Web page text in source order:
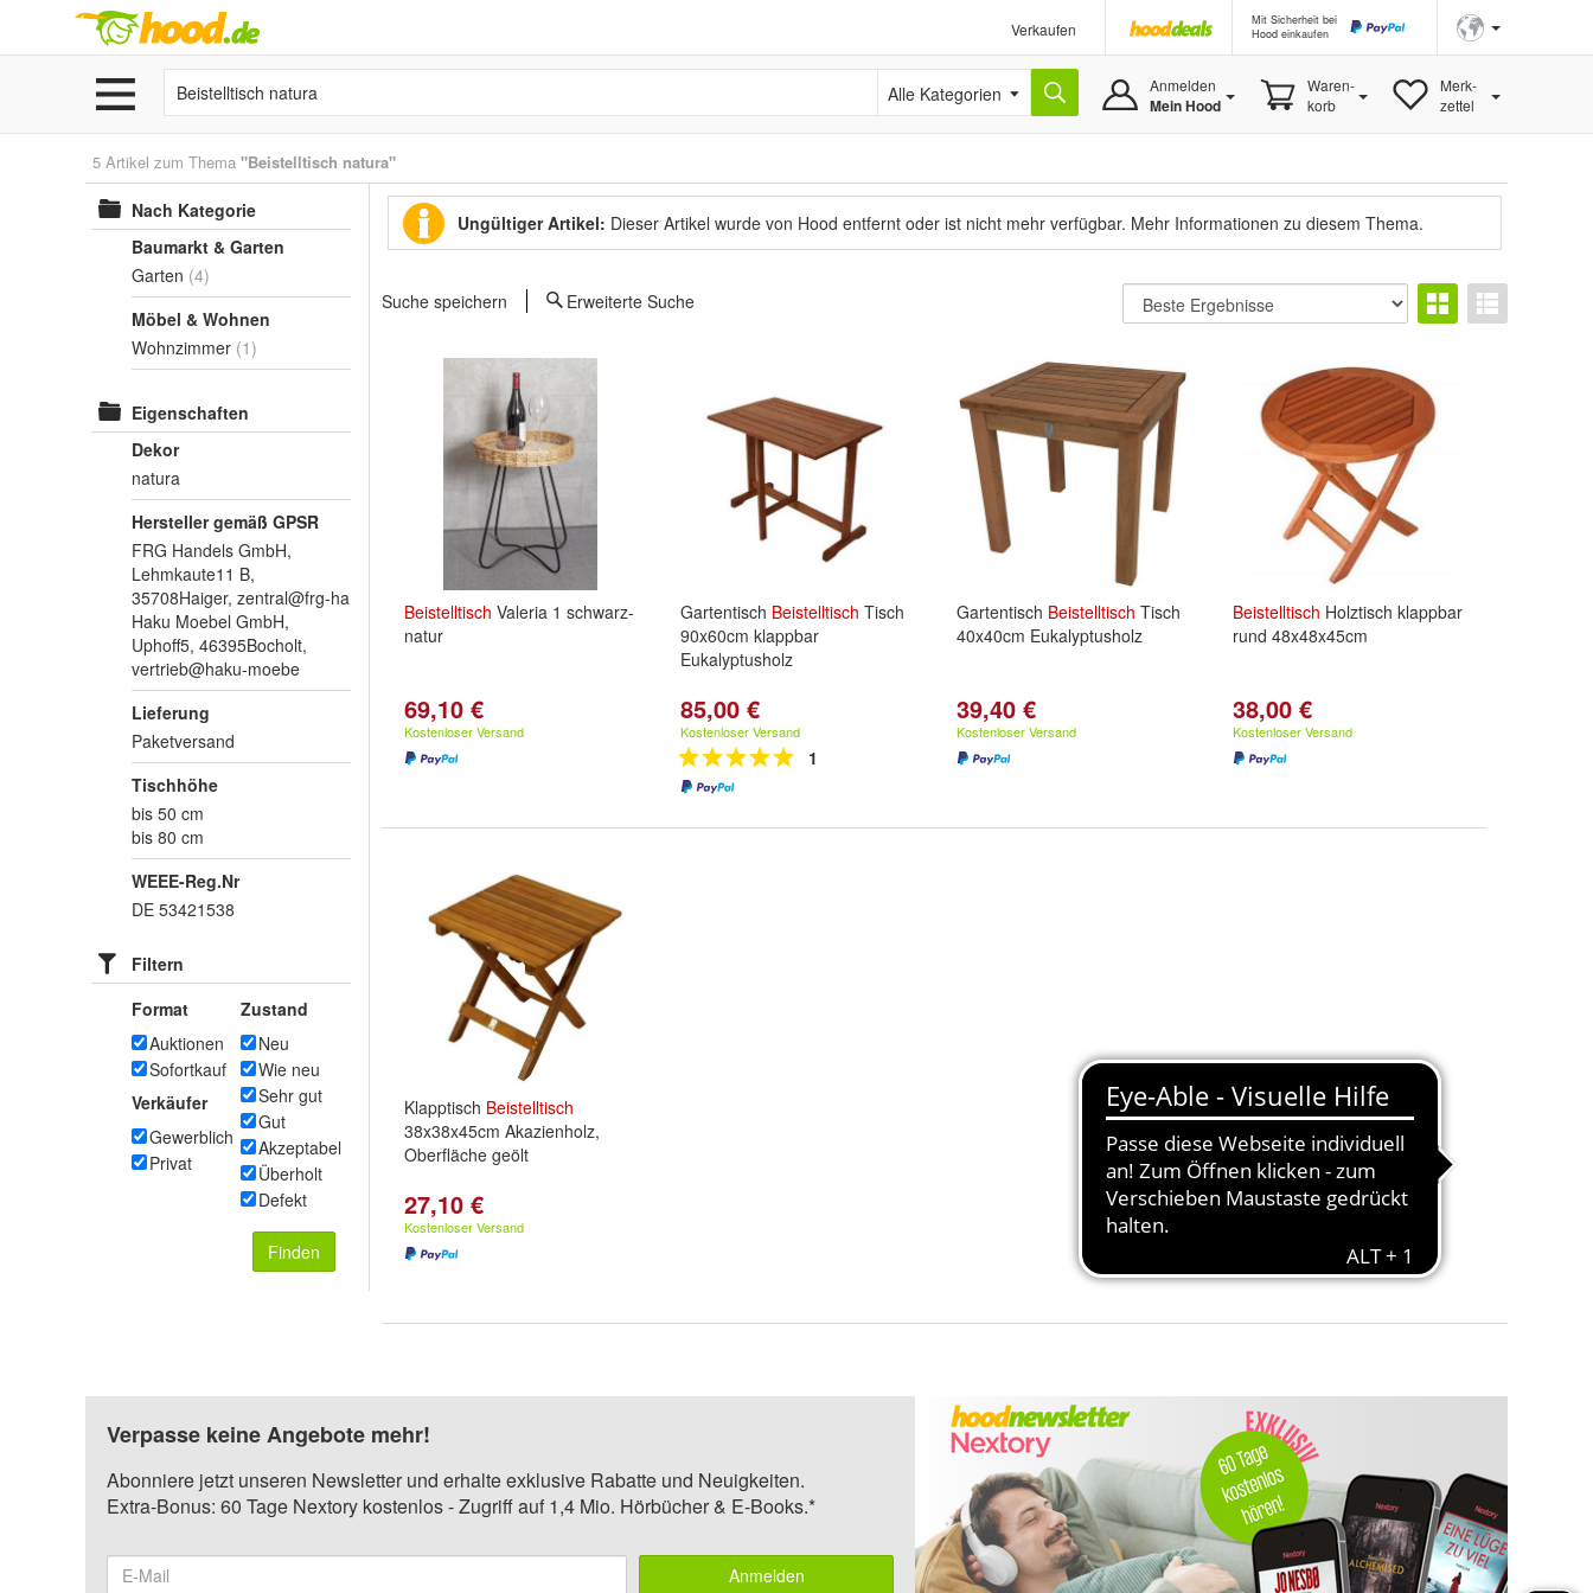
Verkaufen
Mit Sicherheit bei
Hood einkaufen
Alle Kategorien Anmelden
Mein Hood
Waren-
korb
Merk-
zettel
5 Artikel zum Thema "Beistelltisch natura"
Nach Kategorie
Baumarkt & Garten
Garten (4)
Möbel & Wohnen
Wohnzimmer (1)
Eigenschaften
Dekor
natura
Hersteller gemäß GPSR
FRG Handels GmbH,
Lehmkaute11 B,
35708Haiger, zentral@frg-ha
Haku Moebel GmbH,
Uphoff5, 46395Bocholt,
vertrieb@haku-moebe
Lieferung
Paketversand
Tischhöhe
bis 50 cm
bis 80 cm
WEEE-Reg.Nr
DE 53421538
Filtern
Format
Auktionen
Sofortkauf
Verkäufer
Gewerblich
Privat
Zustand
Neu
Wie neu
Sehr gut
Gut
Akzeptabel
Überholt
Defekt
Finden
Ungültiger Artikel: Dieser Artikel wurde von Hood entfernt oder ist nicht mehr verfügbar. Mehr Informationen zu diesem Thema.
Suche speichern Erweiterte Suche
Beistelltisch Valeria 1 schwarz-
natur
69,10 €
Kostenloser Versand
Gartentisch Beistelltisch Tisch
90x60cm klappbar
Eukalyptusholz
85,00 €
Kostenloser Versand
1
Gartentisch Beistelltisch Tisch
40x40cm Eukalyptusholz
39,40 €
Kostenloser Versand
Beistelltisch Holztisch klappbar
rund 48x48x45cm
38,00 €
Kostenloser Versand
Klapptisch Beistelltisch
38x38x45cm Akazienholz,
Oberfläche geölt
27,10 €
Kostenloser Versand
Verpasse keine Angebote mehr!
Abonniere jetzt unseren Newsletter und erhalte exklusive Rabatte und Neuigkeiten.
Extra-Bonus: 60 Tage Nextory kostenlos - Zugriff auf 1,4 Mio. Hörbücher & E-Books.*
Anmelden